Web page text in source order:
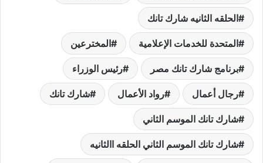
الحلقه الثانيه شارك تانك
المتحدة للخدمات الإعلامية المخترعين
برنامج شارك تانك مصر رئيس الوزراء
رجال أعمال رواد الأعمال شارك تانك
شارك تانك الموسم الثاني
شارك تانك الموسم الثاني الحلقه االثانيه